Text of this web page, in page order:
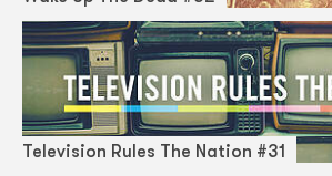
Television Rules The Nation #31